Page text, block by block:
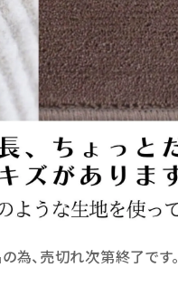
為、売切れ次第終了です。